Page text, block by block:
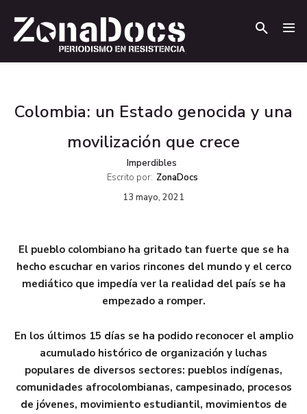
Colombia: un Estado genocida y una
movilización que crece
Imperdibles
Escrito por: ZonaDocs
13 mayo, 2021
El pueblo colombiano ha gritado tan fuerte que se ha
hecho escuchar en varios rincones del mundo y el cerco
mediático que impedía ver la realidad del país se ha
empezado a romper.
En los últimos 15 días se ha podido reconocer el amplio
acumulado histórico de organización y luchas
populares de diversos sectores: pueblos indígenas,
comunidades afrocolombianas, campesinado, procesos
de jóvenes, movimiento estudiantil, movimientos de